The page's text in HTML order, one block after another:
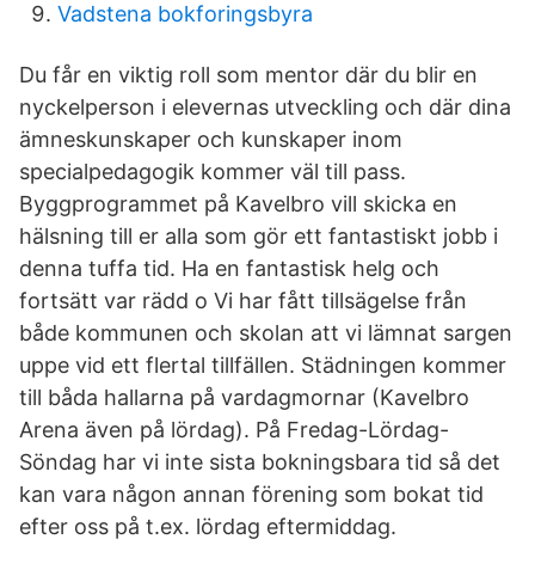
Vadstena bokforingsbyra
Du får en viktig roll som mentor där du blir en
nyckelperson i elevernas utveckling och där dina
ämneskunskaper och kunskaper inom
specialpedagogik kommer väl till pass.
Byggprogrammet på Kavelbro vill skicka en
hälsning till er alla som gör ett fantastiskt jobb i
denna tuffa tid. Ha en fantastisk helg och
fortsätt var rädd o Vi har fått tillsägelse från
både kommunen och skolan att vi lämnat sargen
uppe vid ett flertal tillfällen. Städningen kommer
till båda hallarna på vardagmornar (Kavelbro
Arena även på lördag). På Fredag-Lördag-
Söndag har vi inte sista bokningsbara tid så det
kan vara någon annan förening som bokat tid
efter oss på t.ex. lördag eftermiddag.